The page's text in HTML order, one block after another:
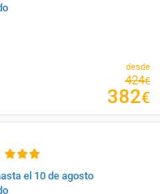
desde
424€
382€
el 10 de agosto